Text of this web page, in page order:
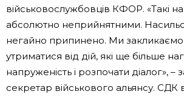
військовослужбовців КФОР. «Такі
абсолютно неприйнятними.
негайно припинено. Ми закликаємо
утриматися від дій, які ще більше
напруженість і розпочати діалог», –
секретар військового альянсу. СДК